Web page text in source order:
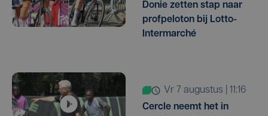
Donie zetten stap naar
profpeloton bij Lotto-
Intermarché
vr 7 augustus | 11:16
Cercle neemt het in